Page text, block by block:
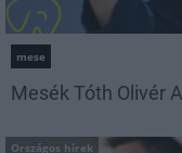
mese
Mesék Tóth Olivér
Országos hírek